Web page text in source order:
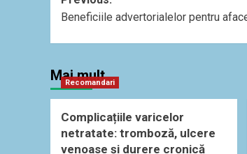
navigation
Beneficiile advertorialelor pentru
Mai mult
Recomandari
Complicațiile varicelor
netratate: tromboză, ulcere
venoase și durere cronică